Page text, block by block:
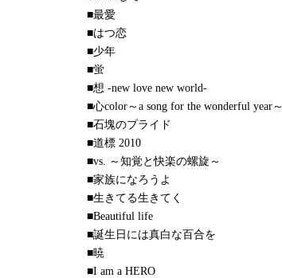
■最愛
■はつ恋
■少年
■蛍
■想 -new love new world-
■心color～a song for the wonderful year～
■石塊のプライド
■道標 2010
■vs. ～知覚と快楽の螺旋～
■家族になろうよ
■生きてる生きてく
■Beautiful life
■誕生日には真白な百合を
■暁
■I am a HERO